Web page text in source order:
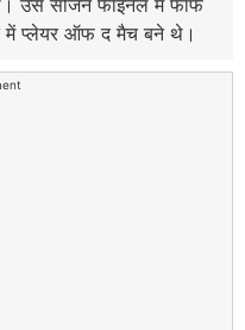
में प्लेयर ऑफ द मैच बने थे।